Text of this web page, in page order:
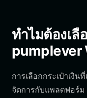
ทำไมต้องเลื
pumplever
การเลือกกระเป๋าเงิ
จัดการกับแพลตฟอร์ม